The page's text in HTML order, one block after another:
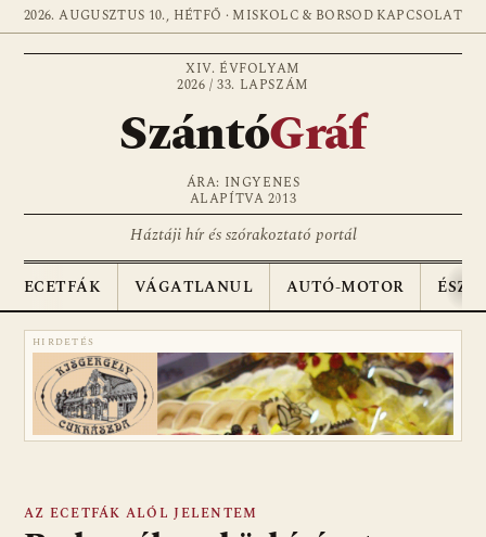
2026. AUGUSZTUS 10., HÉTFŐ · MISKOLC & BORSOD KAPCSOLAT
XIV. ÉVFOLYAM
2026 / 33. LAPSZÁM
SzántóGráf
ÁRA: INGYENES
ALAPÍTVA 2013
Háztáji hír és szórakoztató portál
ECETFÁK VÁGATLANUL AUTÓ-MOTOR
HIRDETÉS
AZ ECETFÁK ALÓL JELENTEM